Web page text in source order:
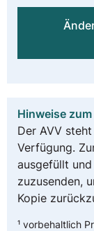
Hinweise
Der AVV
Verfügung.
ausgefüllt
zuzusenden,
Kopie
¹ vorbehaltlich